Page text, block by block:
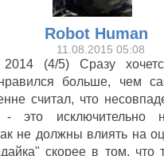
Ад на колесах* (2011-)
Robot Human
11.08.2015 05:08
2014 (4/5) Сразу
больше, чем
считал, что
- это исключительно
не должны влиять на
скорее в том, что